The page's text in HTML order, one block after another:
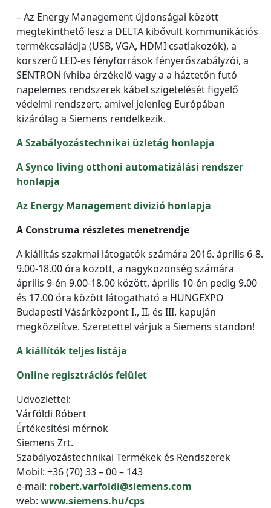
– Az Energy Management újdonságai között
megtekinthető lesz a DELTA kibővült kommunikációs
termékcsaládja (USB, VGA, HDMI csatlakozók), a
korszerű LED-es fényforrások fényerőszabályzói, a
SENTRON ívhiba érzékelő vagy a a háztetőn futó
napelemes rendszerek kábel szigetelését figyelő
védelmi rendszert, amivel jelenleg Európában
kizárólag a Siemens rendelkezik.
A Szabályozástechnikai üzletág honlapja
A Synco living otthoni automatizálási rendszer
honlapja
Az Energy Management divizió honlapja
A Construma részletes menetrendje
A kiállítás szakmai látogatók számára 2016. április 6-8.
9.00-18.00 óra között, a nagyközönség számára
április 9-én 9.00-18.00 között, április 10-én pedig 9.00
és 17.00 óra között látogatható a HUNGEXPO
Budapesti Vásárközpont I., II. és III. kapuján
megközelítve. Szeretettel várjuk a Siemens standon!
A kiállítók teljes listája
Online regisztrációs felület
Üdvözlettel:
Várföldi Róbert
Értékesítési mérnök
Siemens Zrt.
Szabályozástechnikai Termékek és Rendszerek
Mobil: +36 (70) 33 – 00 – 143
e-mail: robert.varfoldi@siemens.com
web: www.siemens.hu/cps